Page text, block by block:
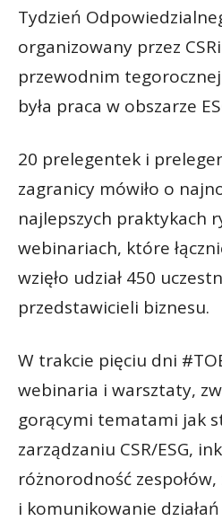
Tydzień
organizowany przez
przewodnim
była praca w obszarze
20 prelegentek i
zagranicy mówiło o
najlepszych praktykach
webinariach, które
wzięło udział 450
przedstawicieli biznesu.
W trakcie pięciu dni
webinaria i warsztaty,
gorącymi tematami jak
zarządzaniu CSR/ESG,
różnorodność
i komunikowanie